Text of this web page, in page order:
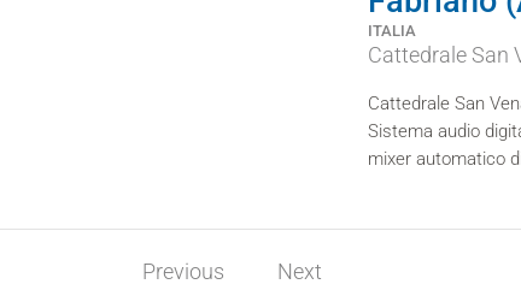
ITALIA
Cattedrale San
Cattedrale San
Sistema audio
mixer automatico
Previous Next